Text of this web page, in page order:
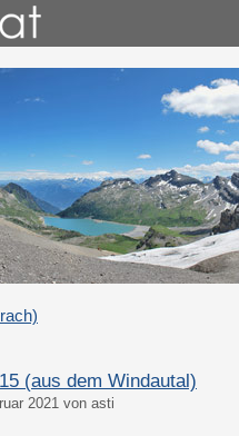
(aus dem Windautal)
2021 von asti